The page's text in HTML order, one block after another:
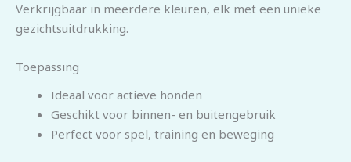
Verkrijgbaar in meerdere kleuren, elk met een unieke
gezichtsuitdrukking.
Toepassing
Ideaal voor actieve honden
Geschikt voor binnen- en buitengebruik
Perfect voor spel, training en beweging